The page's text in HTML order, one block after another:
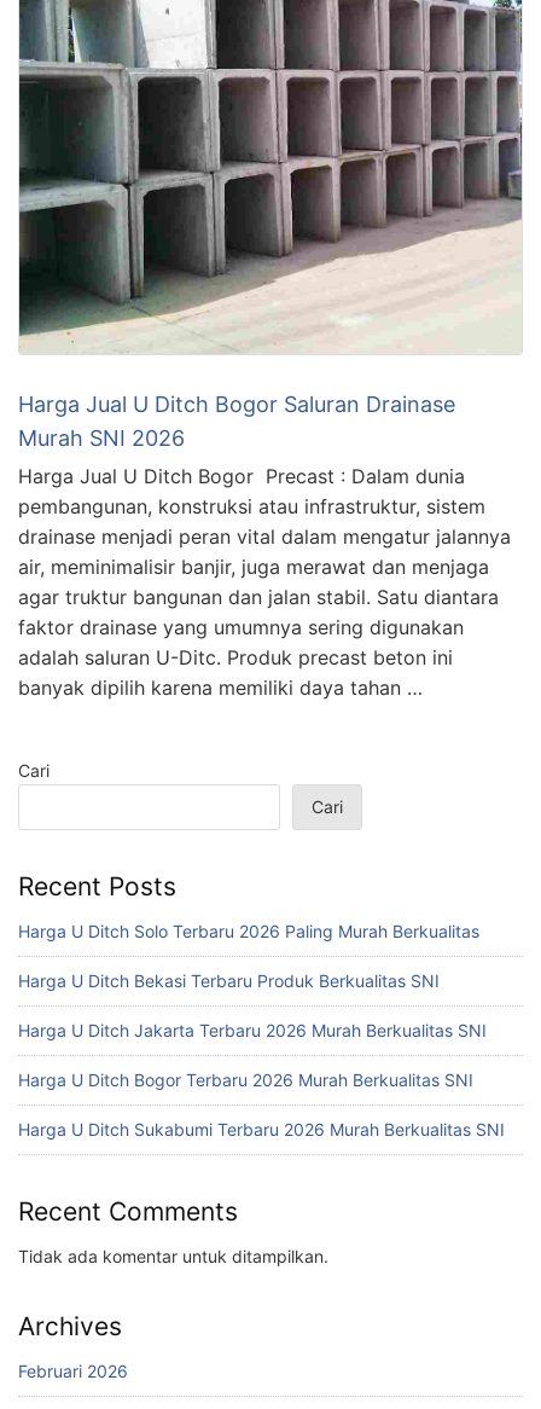
Harga Jual U Ditch Bogor Saluran Drainase
Murah SNI 2026
Harga Jual U Ditch Bogor Precast : Dalam dunia
pembangunan, konstruksi atau infrastruktur, sistem
drainase menjadi peran vital dalam mengatur jalannya
air, meminimalisir banjir, juga merawat dan menjaga
agar truktur bangunan dan jalan stabil. Satu diantara
faktor drainase yang umumnya sering digunakan
adalah saluran U-Ditc. Produk precast beton ini
banyak dipilih karena memiliki daya tahan …
Cari
Cari
Recent Posts
Harga U Ditch Solo Terbaru 2026 Paling Murah Berkualitas
Harga U Ditch Bekasi Terbaru Produk Berkualitas SNI
Harga U Ditch Jakarta Terbaru 2026 Murah Berkualitas SNI
Harga U Ditch Bogor Terbaru 2026 Murah Berkualitas SNI
Harga U Ditch Sukabumi Terbaru 2026 Murah Berkualitas SNI
Recent Comments
Tidak ada komentar untuk ditampilkan.
Archives
Februari 2026